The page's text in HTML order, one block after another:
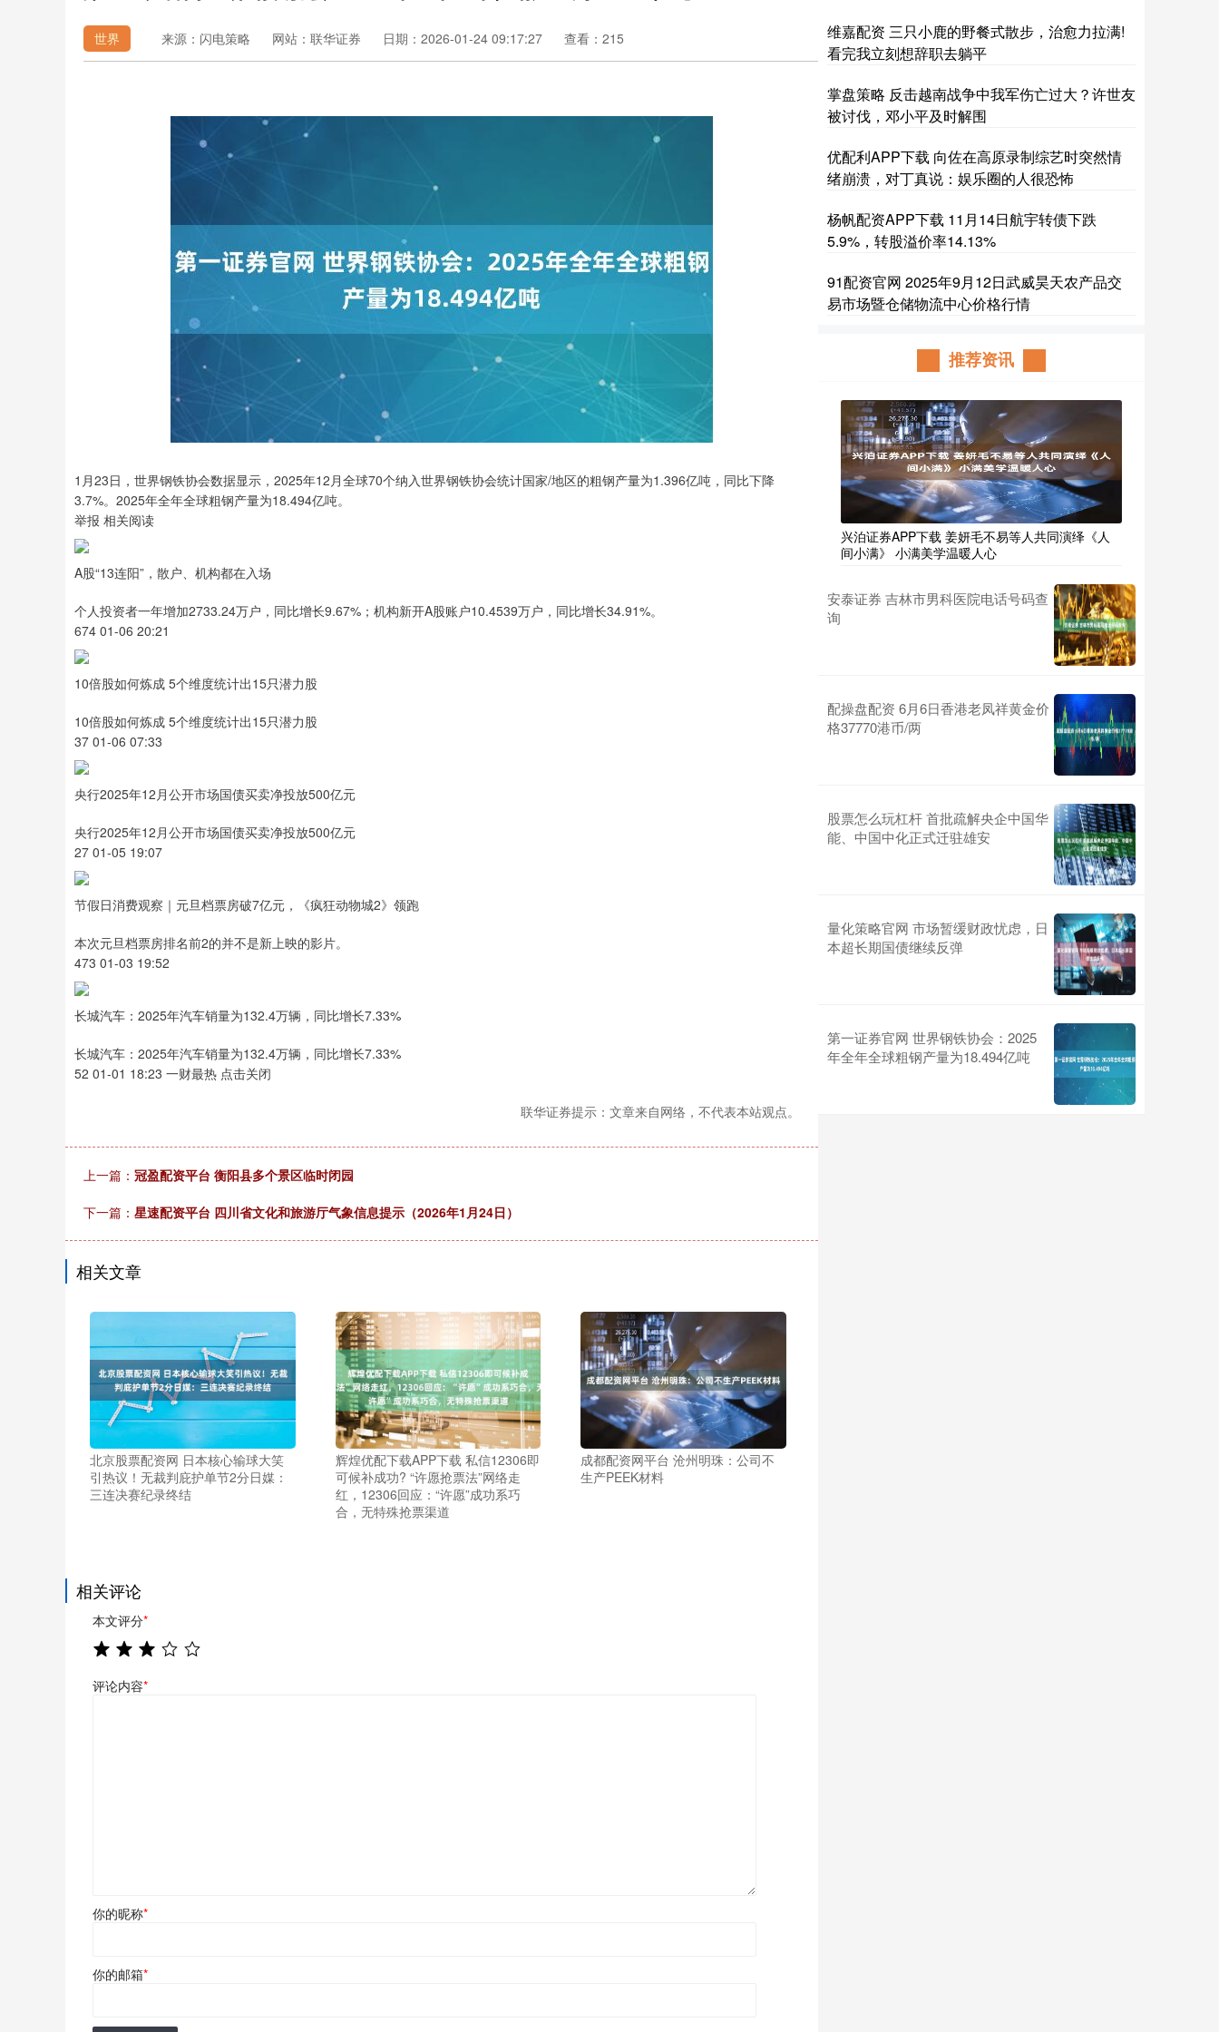
世界 来源：闪电策略 网站：联华证券 日期：2026-01-24 09:17:27 查看：215
1月23日，世界钢铁协会数据显示，2025年12月全球70个纳入世界钢铁协会统计国家/地区的粗钢产量为1.396亿吨，同比下降
3.7%。2025年全年全球粗钢产量为18.494亿吨。
举报 相关阅读
A股“13连阳”，散户、机构都在入场
个人投资者一年增加2733.24万户，同比增长9.67%；机构新开A股账户10.4539万户，同比增长34.91%。
674 01-06 20:21
10倍股如何炼成 5个维度统计出15只潜力股
10倍股如何炼成 5个维度统计出15只潜力股
37 01-06 07:33
央行2025年12月公开市场国债买卖净投放500亿元
央行2025年12月公开市场国债买卖净投放500亿元
27 01-05 19:07
节假日消费观察｜元旦档票房破7亿元，《疯狂动物城2》领跑
本次元旦档票房排名前2的并不是新上映的影片。
473 01-03 19:52
长城汽车：2025年汽车销量为132.4万辆，同比增长7.33%
长城汽车：2025年汽车销量为132.4万辆，同比增长7.33%
52 01-01 18:23 一财最热 点击关闭
联华证券提示：文章来自网络，不代表本站观点。
上一篇： 冠盈配资平台 衡阳县多个景区临时闭园
下一篇： 星速配资平台 四川省文化和旅游厅气象信息提示（2026年1月24日）
相关文章
北京股票配资网 日本核心输球大笑
引热议！无裁判庇护单节2分日媒：
三连决赛纪录终结
辉煌优配下载APP下载 私信12306即
可候补成功? “许愿抢票法”网络走
红，12306回应：“许愿”成功系巧
合，无特殊抢票渠道
成都配资网平台 沧州明珠：公司不
生产PEEK材料
相关评论
本文评分*
评论内容*
你的昵称*
你的邮箱*
维嘉配资 三只小鹿的野餐式散步，治愈力拉满!
看完我立刻想辞职去躺平
掌盘策略 反击越南战争中我军伤亡过大？许世友
被讨伐，邓小平及时解围
优配利APP下载 向佐在高原录制综艺时突然情
绪崩溃，对丁真说：娱乐圈的人很恐怖
杨帆配资APP下载 11月14日航宇转债下跌
5.9%，转股溢价率14.13%
91配资官网 2025年9月12日武威昊天农产品交
易市场暨仓储物流中心价格行情
推荐资讯
兴泊证券APP下载 姜妍毛不易等人共同演绎《人
间小满》 小满美学温暖人心
安泰证券 吉林市男科医院电话号码查
询
配操盘配资 6月6日香港老凤祥黄金价
格37770港币/两
股票怎么玩杠杆 首批疏解央企中国华
能、中国中化正式迁驻雄安
量化策略官网 市场暂缓财政忧虑，日
本超长期国债继续反弹
第一证券官网 世界钢铁协会：2025
年全年全球粗钢产量为18.494亿吨